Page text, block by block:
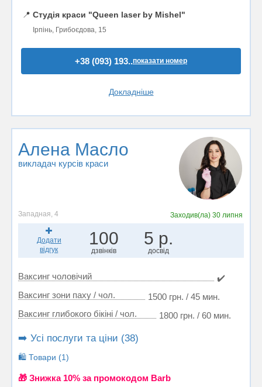
📍 Студія краси "Queen laser by Mishel"
Ірпінь, Грибоєдова, 15
+38 (093) 193..показати номер
Докладніше
Алена Масло
викладач курсів краси
Западная, 4 Заходив(ла) 30 липня
Додати
відгук
100
дзвінків
5 р.
досвід
Ваксинг чоловічий
✔️
Ваксинг зони паху / чол.
1500 грн. / 45 мин.
Ваксинг глибокого бікіні / чол.
1800 грн. / 60 мин.
➡️ Усі послуги та ціни (38)
🛍️ Товари (1)
🎁 Знижка 10% за промокодом Barb